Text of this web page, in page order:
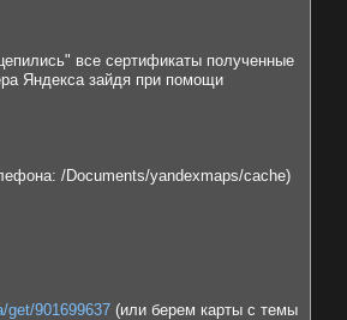
все сертификаты полученные
Яндекса зайдя при помощи
/Documents/yandexmaps/cache)
get/901699637 (или берем карты с темы